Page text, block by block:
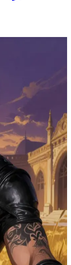
de dragão